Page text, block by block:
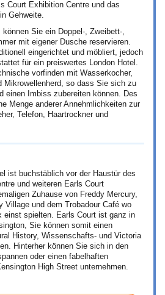
Court Exhibition Centre und das
Gehweite.
können Sie ein Doppel-, Zweibett-,
mit eigener Dusche reservieren.
eingerichtet und möbliert, jedoch
für ein preiswertes London Hotel.
vorfinden mit Wasserkocher,
Mikrowellenherd, so dass Sie sich zu
einen Imbiss zubereiten können. Des
Menge anderer Annehmlichkeiten zur
Telefon, Haartrockner und
ist buchstäblich vor der Haustür des
und weiteren Earls Court
Zuhause von Freddy Mercury,
Village und dem Trobadour Café wo
einst spielten. Earls Court ist ganz in
Sie können somit einen
History, Wissenschafts- und Victoria
Hinterher können Sie sich in den
oder einen fabelhaften
High Street unternehmen.